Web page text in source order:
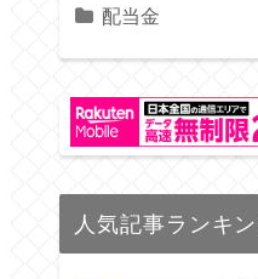
配当金
人気記事ランキ